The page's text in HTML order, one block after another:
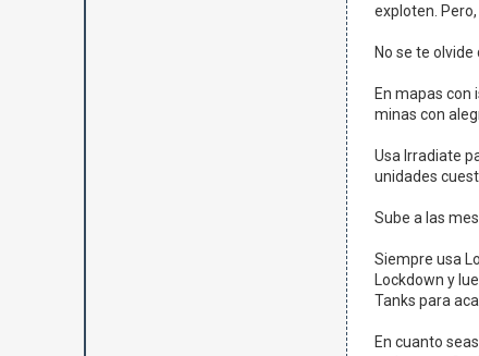
exploten.
No se te
En mapas con
minas con
Usa Irradiate
unidades
Sube a las
Siempre usa
Lockdown y
Tanks para
En cuanto